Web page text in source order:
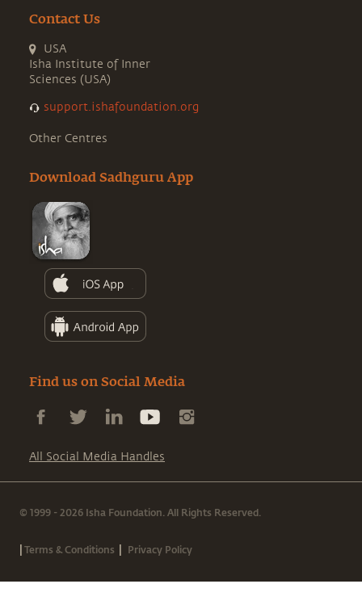
Contact Us
USA
Isha Institute of Inner
Sciences (USA)
support.ishafoundation.org
Other Centres
Download Sadhguru App
Find us on Social Media
All Social Media Handles
© 1999 - 2026 Isha Foundation. All Rights Reserved.
|Terms & Conditions | Privacy Policy